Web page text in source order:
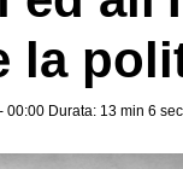
la
00:00 Durata: 13 min 6 sec